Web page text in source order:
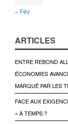
« Fév
ARTICLES
ENTRE REBOND
ÉCONOMIES
MARQUÉ PAR LES
FACE AUX
» À TEMPS ?